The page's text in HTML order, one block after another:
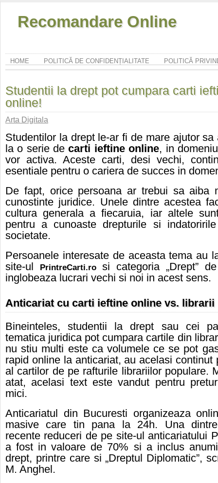
Recomandare Online
HOME POLITICĂ DE CONFIDENȚIALITATE POLITICĂ
Studentii la drept pot cumpara carti
online!
Arta Digitala
Studentilor la drept le-ar fi de mare ajutor sa
la o serie decarti ieftine online, in
vor activa. Aceste carti, desi vechi,
esentiale pentru o cariera de succes in
De fapt, orice persoana ar trebui sa aiba
cunostinte juridice. Unele dintre acestea
cultura generala a fiecaruia, iar altele
pentru a cunoaste drepturile si
societate.
Persoanele interesate de aceasta tema au
site-ul
PrintreCarti.rosi categoria „Drept”
inglobeaza lucrari vechi si noi in acest sens.
Anticariat cu carti ieftine online vs. librarii
Bineinteles, studentii la drept sau cei
tematica juridica pot cumpara cartile din
nu stiu multi este ca volumele ce se pot
rapid online la anticariat, au acelasi continut
al cartilor de pe rafturile librariilor populare.
atat, acelasi text este vandut pentru
mici.
Anticariatul din Bucuresti organizeaza
masive care tin pana la 24h. Una
recente reduceri de pe site-ul anticariatului
a fost in valoare de 70% si a inclus
drept, printre care si „Dreptul Diplomatic”,
M. Anghel.